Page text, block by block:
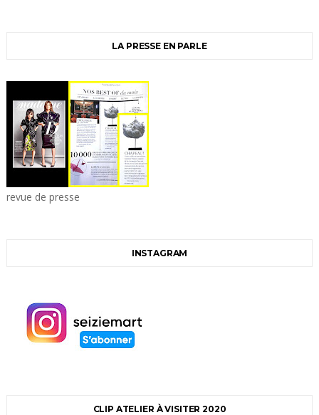
LA PRESSE EN PARLE
revue de presse
INSTAGRAM
CLIP ATELIER À VISITER 2020